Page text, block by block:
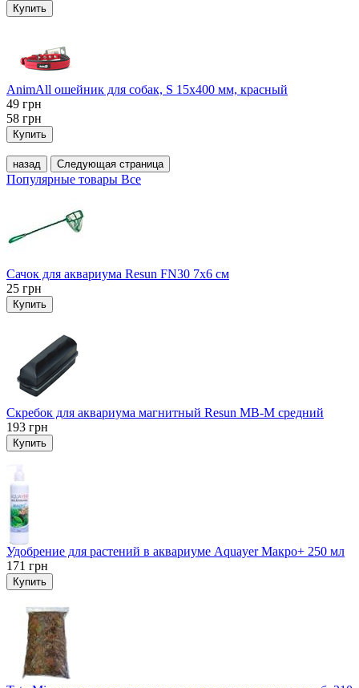
Купить
AnimAll ошейник для собак, S 15х400 мм, красный
49 грн
58 грн
Купить
назад Следующая страница
Популярные товары Все
Сачок для аквариума Resun FN30 7х6 см
25 грн
Купить
Скребок для аквариума магнитный Resun MB-M средний
193 грн
Купить
Удобрение для растений в аквариуме Aquayer Макро+ 250 мл
171 грн
Купить